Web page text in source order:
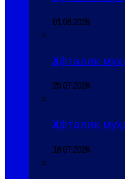
01.08.2026
Ҳафталик
25.07.2026
Ҳафталик
18.07.2026